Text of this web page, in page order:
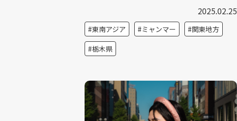
2025.02.25
東南アジア ミャンマー
関東地方
栃木県